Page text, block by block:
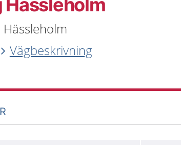
Hässleholm
Vägbeskrivning